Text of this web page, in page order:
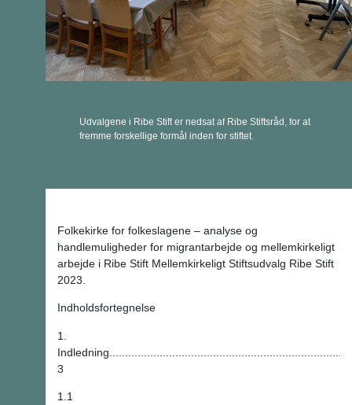
Udvalgene i Ribe Stift er nedsat af Ribe Stiftsråd, for at
fremme forskellige formål inden for stiftet.
Folkekirke for folkeslagene – analyse og
handlemuligheder for migrantarbejde og mellemkirkeligt
arbejde i Ribe Stift Mellemkirkeligt Stiftsudvalg Ribe Stift
2023.
Indholdsfortegnelse
1.
3
1.1